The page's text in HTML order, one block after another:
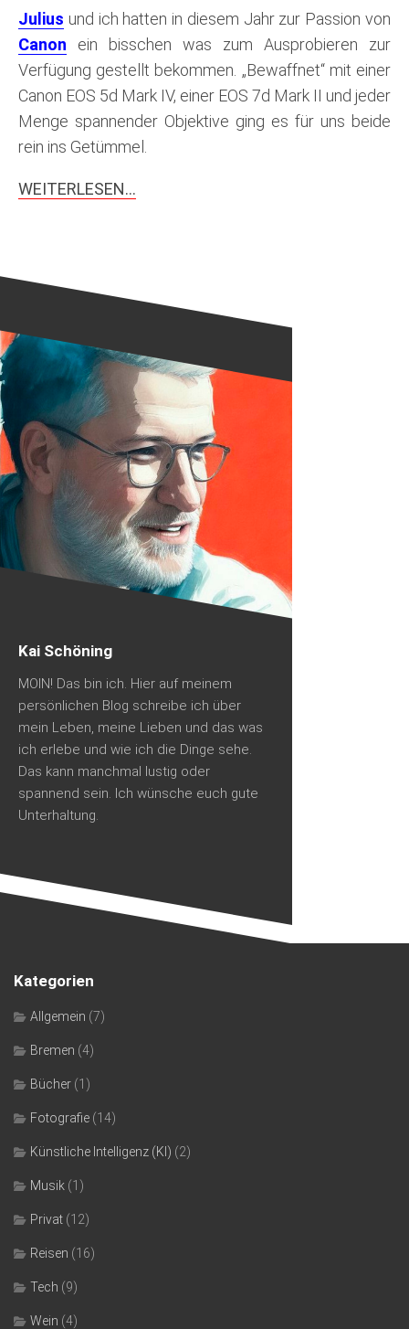
Julius und ich hatten in diesem Jahr zur Passion von
Canon ein bisschen was zum Ausprobieren zur
Verfügung gestellt bekommen. „Bewaffnet“ mit einer
Canon EOS 5d Mark IV, einer EOS 7d Mark II und jeder
Menge spannender Objektive ging es für uns beide
rein ins Getümmel.
WEITERLESEN…
Kai Schöning
MOIN! Das bin ich. Hier auf meinem
persönlichen Blog schreibe ich über
mein Leben, meine Lieben und das was
ich erlebe und wie ich die Dinge sehe.
Das kann manchmal lustig oder
spannend sein. Ich wünsche euch gute
Unterhaltung.
Kategorien
Allgemein (7)
Bremen (4)
Bücher (1)
Fotografie (14)
Künstliche Intelligenz (KI) (2)
Musik (1)
Privat (12)
Reisen (16)
Tech (9)
Wein (4)